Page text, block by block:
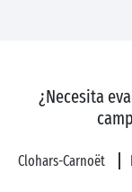
¿Necesita
Clohars-Carnoët